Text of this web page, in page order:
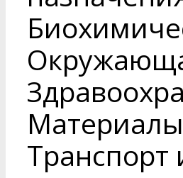
Материалы
Транспорт